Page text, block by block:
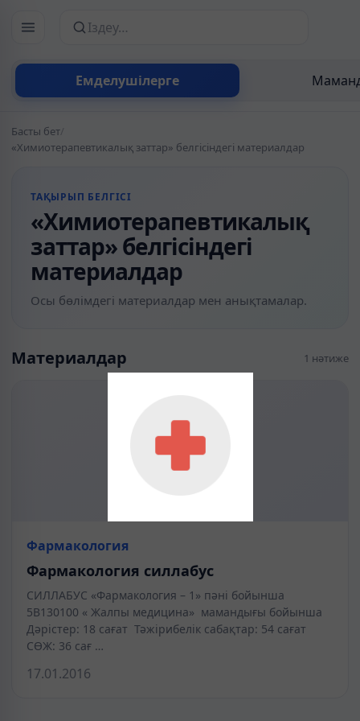
Емделушілерге
Сайттан іздеу
Басты бет/
«Химиотерапевтикалық заттар» белгісіндегі материалдар
ТАҚЫРЫП БЕЛГІСІ
«Химиотерапевтикалық
заттар» белгісіндегі
материалдар
Осы бөлімдегі материалдар мен анықтамалар.
Материалдар 1 нәтиже
Фармакология
Фармакология силлабус
СИЛЛАБУС «Фармакология – 1» пәні бойынша
5В130100 « Жалпы медицина» мамандығы бойынша
Дәрістер: 18 сағат Тәжірибелік сабақтар: 54 сағат
СӨЖ: 36 сағ …
17.01.2016